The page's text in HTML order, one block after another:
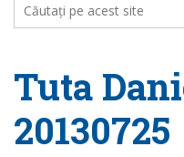
Tuta
20130725